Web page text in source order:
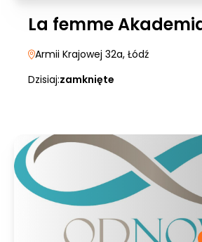
La femme
Armii Krajowej 32a, Łódź
Dzisiaj:zamknięte